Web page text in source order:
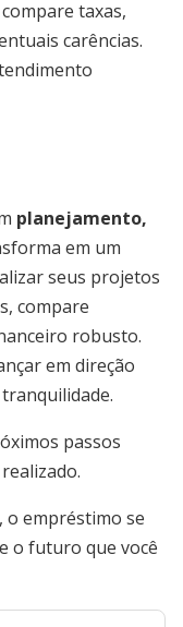
taxas,
carências.
planejamento,
em um
seus projetos
compare
robusto.
em direção
passos
o empréstimo se
o futuro que você